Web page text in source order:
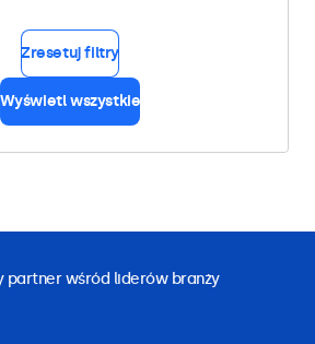
Zresetuj filtry
Wyświetl wszystkie
partner wśród liderów branży